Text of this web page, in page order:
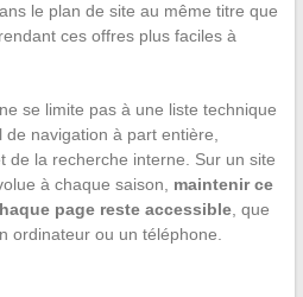
le plan de site au même titre que
ces offres plus faciles à
se limite pas à une liste technique
navigation à part entière,
de la recherche interne. Sur un site
à chaque saison, maintenir ce
page reste accessible, que
ordinateur ou un téléphone.